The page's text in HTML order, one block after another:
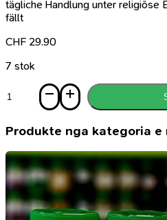
tägliche Handlung unter religiöse
fällt
CHF 29.90
7 stok
Hoher
Für
Angelegenheiten
Produkte nga kategoria e